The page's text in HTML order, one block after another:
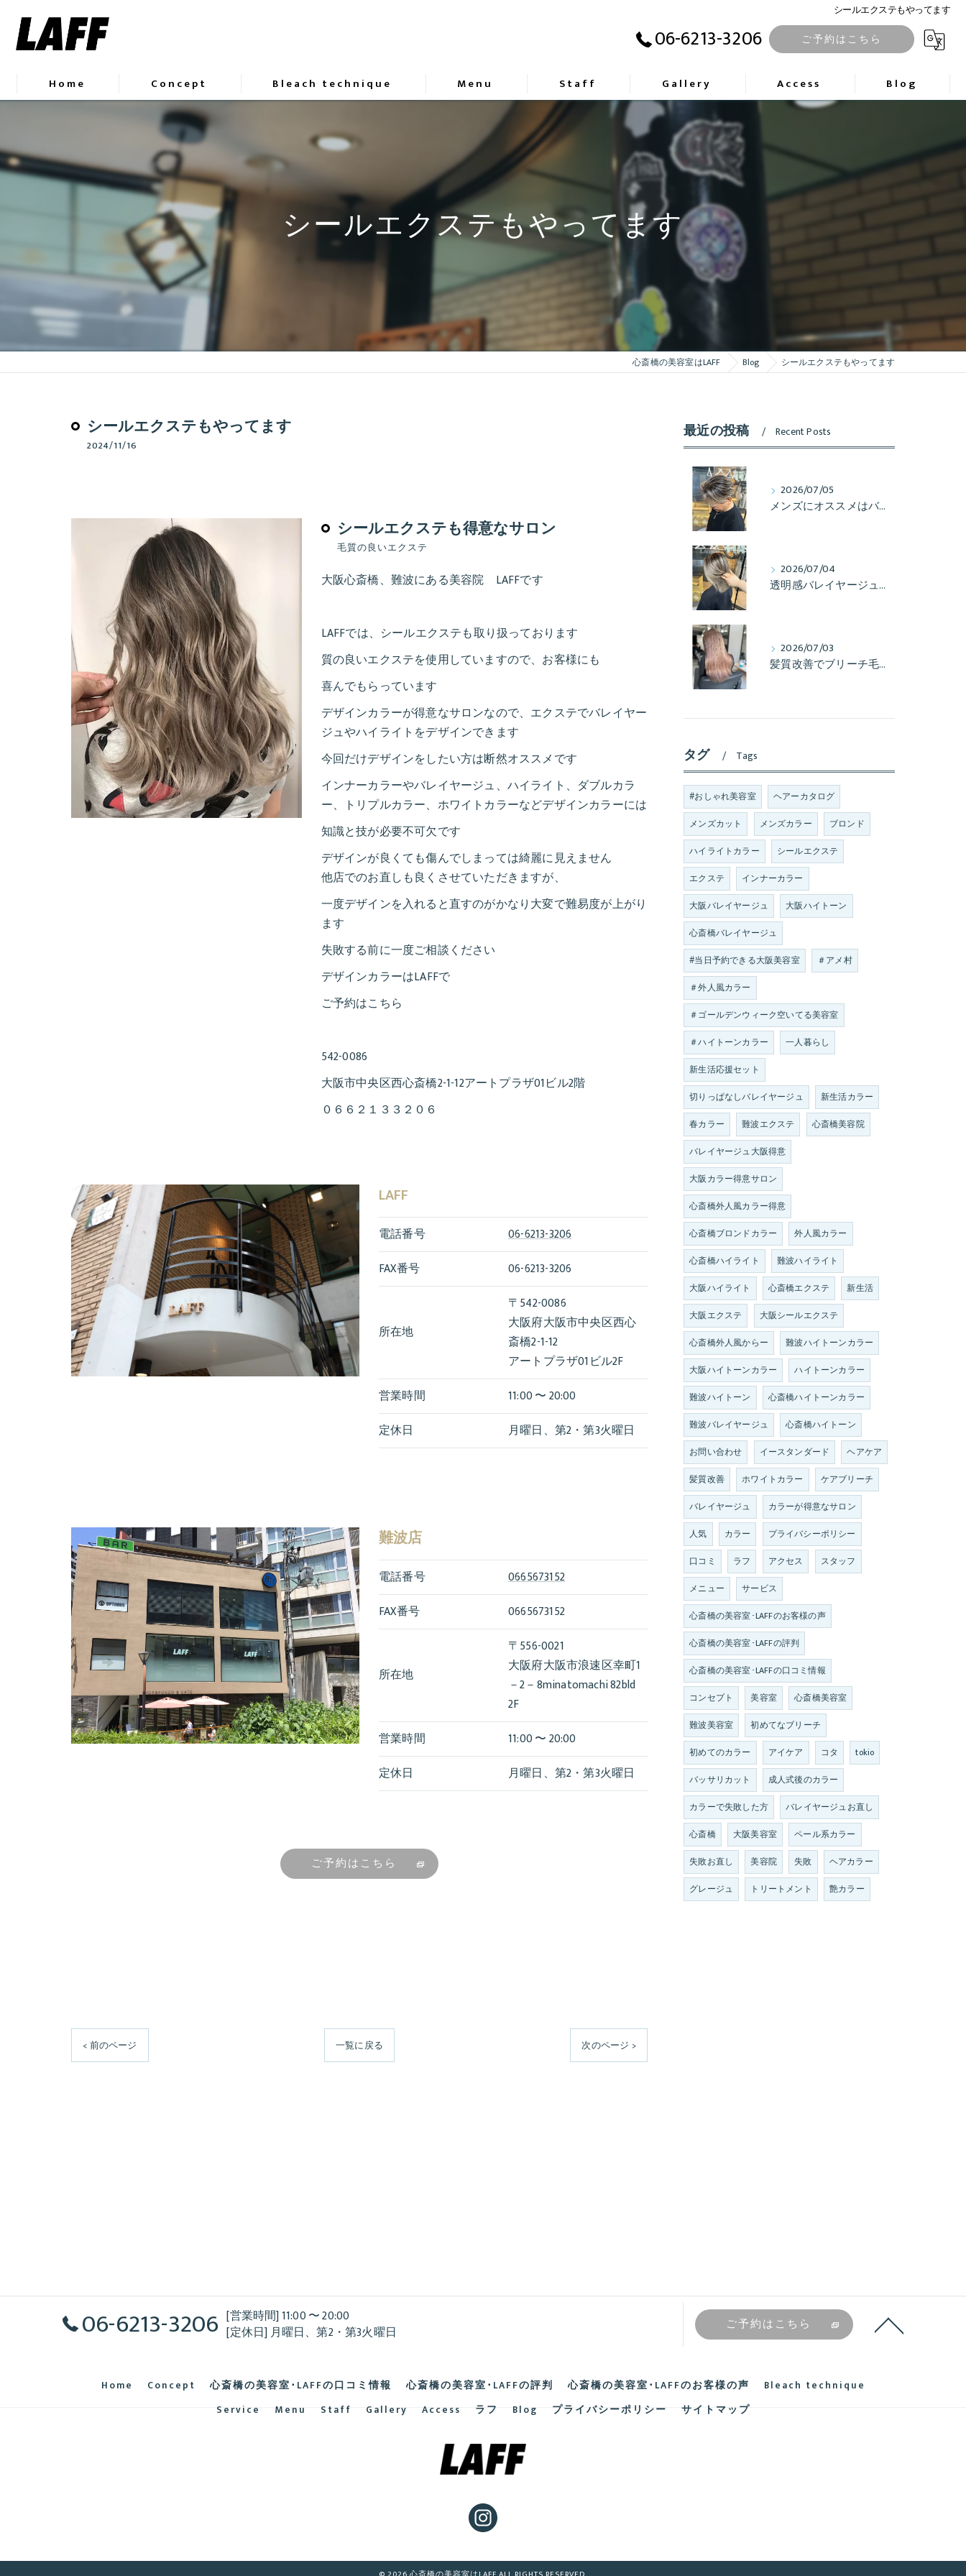
シールエクステもやってます
06-6213-3206 ご予約はこちら
Home Concept Bleach technique Menu Staff Gallery Access Blog
シールエクステもやってます
心斎橋の美容室はLAFF Blog シールエクステもやってます
シールエクステもやってます
2024/11/16
シールエクステも得意なサロン
毛質の良いエクステ
大阪心斎橋、難波にある美容院 LAFFです
LAFFでは、シールエクステも取り扱っております
質の良いエクステを使用していますので、お客様にも
喜んでもらっています
デザインカラーが得意なサロンなので、エクステでバレイヤー
ジュやハイライトをデザインできます
今回だけデザインをしたい方は断然オススメです
インナーカラーやバレイヤージュ、ハイライト、ダブルカラ
ー、トリプルカラー、ホワイトカラーなどデザインカラーには
知識と技が必要不可欠です
デザインが良くても傷んでしまっては綺麗に見えません
他店でのお直しも良くさせていただきますが、
一度デザインを入れると直すのがかなり大変で難易度が上がり
ます
失敗する前に一度ご相談ください
デザインカラーはLAFFで
ご予約はこちら
542-0086
大阪市中央区西心斎橋2-1-12アートプラザ01ビル2階
０６６２１３３２０６
LAFF
電話番号
06-6213-3206
FAX番号
06-6213-3206
所在地
〒542-0086
大阪府大阪市中央区西心
斎橋2-1-12
アートプラザ01ビル2F
営業時間
11:00 〜 20:00
定休日
月曜日、第2・第3火曜日
難波店
電話番号
0665673152
FAX番号
0665673152
所在地
〒556-0021
大阪府大阪市浪速区幸町1
－2－8minatomachi 82bld
2F
営業時間
11:00 〜 20:00
定休日
月曜日、第2・第3火曜日
ご予約はこちら
< 前のページ 一覧に戻る 次のページ >
最近の投稿 Recent Posts
2026/07/05
メンズにオススメはバレイヤージュ！
2026/07/04
透明感バレイヤージュするならLAFFへ
2026/07/03
髪質改善でブリーチ毛も艶髪へ
タグ Tags
#おしゃれ美容室
ヘアーカタログ
メンズカット
メンズカラー
ブロンド
ハイライトカラー
シールエクステ
エクステ
インナーカラー
大阪バレイヤージュ
大阪ハイトーン
心斎橋バレイヤージュ
#当日予約できる大阪美容室
＃アメ村
＃外人風カラー
＃ゴールデンウィーク空いてる美容室
＃ハイトーンカラー
一人暮らし
新生活応援セット
切りっぱなしバレイヤージュ
新生活カラー
春カラー
難波エクステ
心斎橋美容院
バレイヤージュ大阪得意
大阪カラー得意サロン
心斎橋外人風カラー得意
心斎橋ブロンドカラー
外人風カラー
心斎橋ハイライト
難波ハイライト
大阪ハイライト
心斎橋エクステ
新生活
大阪エクステ
大阪シールエクステ
心斎橋外人風からー
難波ハイトーンカラー
大阪ハイトーンカラー
ハイトーンカラー
難波ハイトーン
心斎橋ハイトーンカラー
難波バレイヤージュ
心斎橋ハイトーン
お問い合わせ
イースタンダード
ヘアケア
髪質改善
ホワイトカラー
ケアブリーチ
バレイヤージュ
カラーが得意なサロン
人気
カラー
プライバシーポリシー
口コミ
ラフ アクセス
スタッフ
メニュー
サービス
心斎橋の美容室･LAFFのお客様の声
心斎橋の美容室･LAFFの評判
心斎橋の美容室･LAFFの口コミ情報
コンセプト
美容室
心斎橋美容室
難波美容室
初めてなブリーチ
初めてのカラー
アイケア コタ
tokio
バッサリカット
成人式後のカラー
カラーで失敗した方
バレイヤージュお直し
心斎橋
大阪美容室
ペール系カラー
失敗お直し
美容院 失敗
ヘアカラー
グレージュ
トリートメント 艶カラー
06-6213-3206 [営業時間] 11:00 〜 20:00
[定休日] 月曜日、第2・第3火曜日
ご予約はこちら
Home Concept 心斎橋の美容室･LAFFの口コミ情報 心斎橋の美容室･LAFFの評判 心斎橋の美容室･LAFFのお客様の声
Bleach technique
Service
Menu Staff Gallery Access ラフ Blog プライバシーポリシー サイトマップ